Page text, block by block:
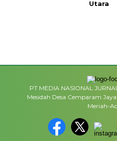
Utara
PT MEDIA NASIONAL
Mesidah Desa Cemparam
Meriah-